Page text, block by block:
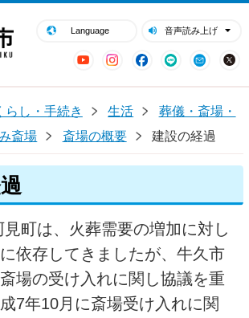
Language 音声読み上げ
YouTubeInstagram
Facebook
LINE Mail
らし・手続き 生活
葬儀・斎場・
斎場 斎場の概要 建設の経過
町は、火葬需要の増加に対し
依存してきましたが、牛久市
場の受け入れに関し協議を重
7年10月に斎場受け入れに関